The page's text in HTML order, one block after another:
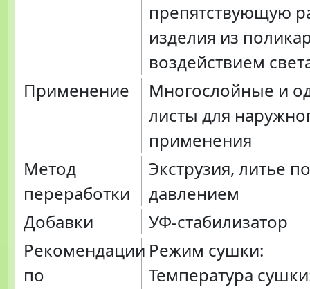
препятствующую
изделия из
воздействием
Применение
Многослойные и
листы для
применения
Метод
переработки
Экструзия, литье
давлением
Добавки
УФ-стабилизатор
Рекомендации
по
Режим сушки:
Температура